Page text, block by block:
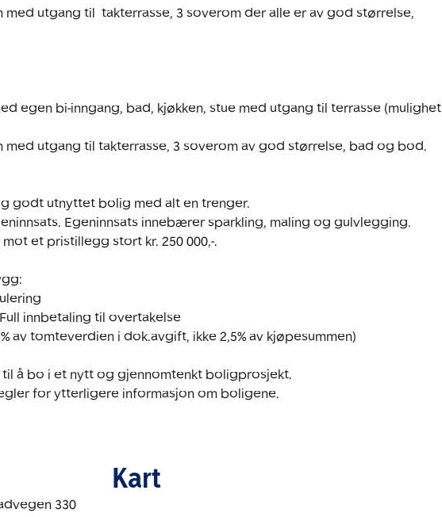
utgang til  takterrasse, 3 soverom der alle er av god størrelse,
egen bi-inngang, bad, kjøkken, stue med utgang til terrasse (mulighet
utgang til takterrasse, 3 soverom av god størrelse, bad og bod.
godt utnyttet bolig med alt en trenger.
Egeninnsats innebærer sparkling, maling og gulvlegging.
et pristillegg stort kr. 250 000,-.
innbetaling til overtakelse
av tomteverdien i dok.avgift, ikke 2,5% av kjøpesummen)
å bo i et nytt og gjennomtenkt boligprosjekt.
Kart